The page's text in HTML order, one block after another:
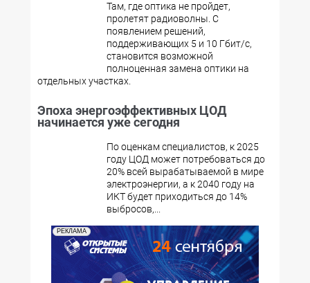
Там, где оптика не пройдет,
пролетят радиоволны. С
появлением решений,
поддерживающих 5 и 10 Гбит/с,
становится возможной
полноценная замена оптики на
отдельных участках.
Эпоха энергоэффективных ЦОД
начинается уже сегодня
По оценкам специалистов, к 2025
году ЦОД может потребоваться до
20% всей вырабатываемой в мире
электроэнергии, а к 2040 году на
ИКТ будет приходиться до 14%
выбросов,...
РЕКЛАМА